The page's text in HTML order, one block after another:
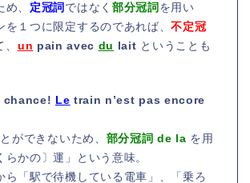
、 定冠詞 ではなく 部分冠詞 を用い
を１つに限定するのであれば、不定冠
un pain avec du lait ということも
chance! Le train n’est pas encore
ができないため、 部分冠詞 de la を用
らかの〕運」という意味。
ら「駅で待機している電車」、「乗ろ